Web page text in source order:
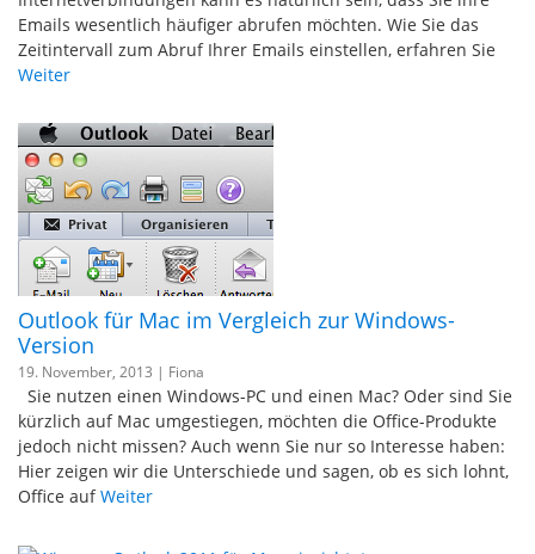
Emails wesentlich häufiger abrufen möchten. Wie Sie das
Zeitintervall zum Abruf Ihrer Emails einstellen, erfahren Sie
Weiter
Outlook für Mac im Vergleich zur Windows-
Version
19. November, 2013 | Fiona
Sie nutzen einen Windows-PC und einen Mac? Oder sind Sie
kürzlich auf Mac umgestiegen, möchten die Office-Produkte
jedoch nicht missen? Auch wenn Sie nur so Interesse haben:
Hier zeigen wir die Unterschiede und sagen, ob es sich lohnt,
Office aufWeiter